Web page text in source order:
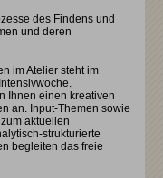
des Findens und
und deren
im Atelier steht im
Ihnen einen kreativen
an. Input-Themen sowie
aktuellen
strukturierte
begleiten das freie